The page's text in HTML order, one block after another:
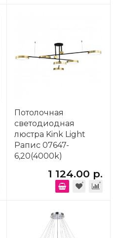
Потолочная
светодиодная
люстра Kink Light
Рапис 07647-
6,20(4000k)
1 124.00 р.